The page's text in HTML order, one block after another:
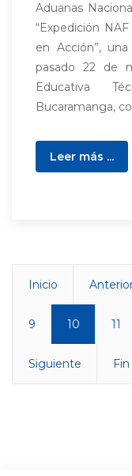
Aduanas
“Expedición
en Acción”,
pasado 22 de
Educativa
Bucaramanga,
Leer más ...
Inicio
9 10 11
Siguiente Fin